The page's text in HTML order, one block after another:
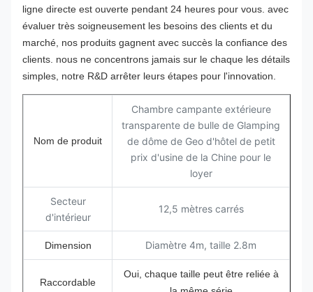
ligne directe est ouverte pendant 24 heures pour vous. avec
évaluer très soigneusement les besoins des clients et du
marché, nos produits gagnent avec succès la confiance des
clients. nous ne concentrons jamais sur le chaque les détails
simples, notre R&D arrêter leurs étapes pour l'innovation.
Nom de produit
Chambre campante extérieure
transparente de bulle de Glamping
de dôme de Geo d'hôtel de petit
prix d'usine de la Chine pour le
loyer
Secteur
d'intérieur
12,5 mètres carrés
Dimension Diamètre 4m, taille 2.8m
Raccordable
Oui, chaque taille peut être reliée à